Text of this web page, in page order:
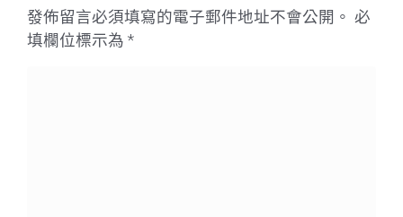
發佈留言必須填寫的電子郵件地址不會公開。 必
填欄位標示為 *